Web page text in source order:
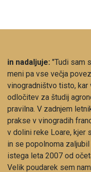
in nadaljuje: "Tudi sam
meni pa vse večja
vinogradništvo tisto, kar
odločitev za študij
pravilna. V zadnjem
prakse v vinogradih
v dolini reke Loare, kjer
in se popolnoma
istega leta 2007 od
Velik poudarek sem